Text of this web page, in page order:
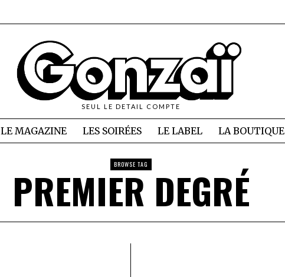
SEUL LE DETAIL COMPTE
LE MAGAZINE LES SOIRÉES LE LABEL LA BOUTIQUE
BROWSE TAG
PREMIER DEGRÉ